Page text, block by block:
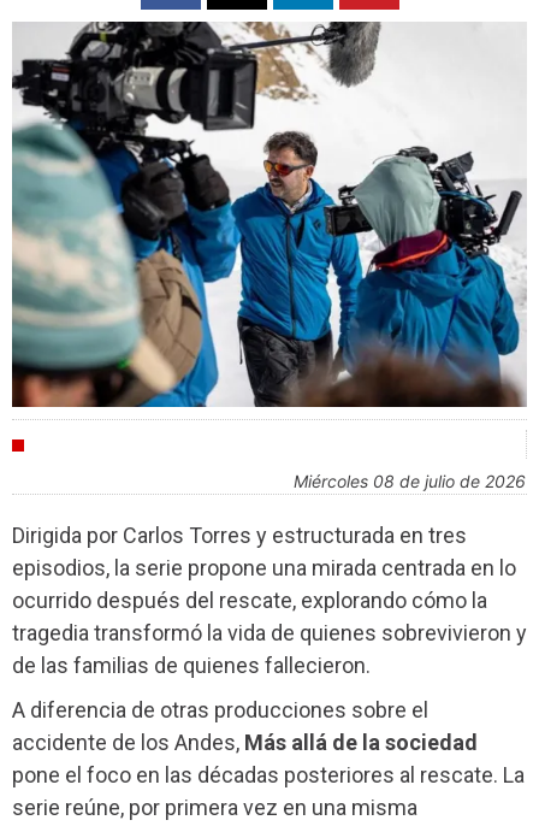
miércoles 08 de julio de 2026
Dirigida por Carlos Torres y estructurada en tres
episodios, la serie propone una mirada centrada en lo
ocurrido después del rescate, explorando cómo la
tragedia transformó la vida de quienes sobrevivieron y
de las familias de quienes fallecieron.
A diferencia de otras producciones sobre el
accidente de los Andes, Más allá de la sociedad
pone el foco en las décadas posteriores al rescate. La
serie reúne, por primera vez en una misma